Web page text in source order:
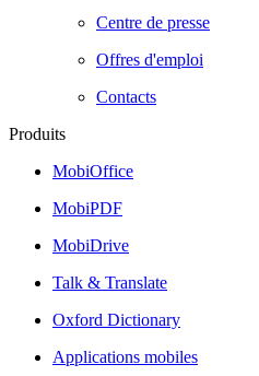
Centre de presse
Offres d'emploi
Contacts
Produits
MobiOffice
MobiPDF
MobiDrive
Talk & Translate
Oxford Dictionary
Applications mobiles